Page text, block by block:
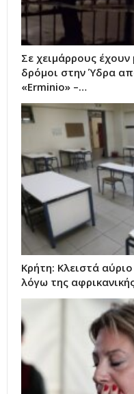
Σε χειμάρρους έχουν
δρόμοι στην Ύδρα
«Erminio» –…
Κρήτη: Κλειστά
λόγω της